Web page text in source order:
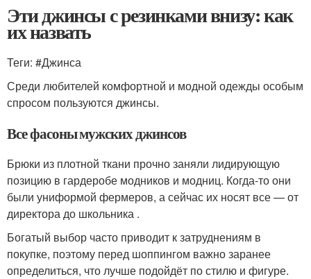
Эти джинсы с резинками внизу: как
их назвать
Теги: #Джинса
Среди любителей комфортной и модной одежды особым
спросом пользуются джинсы.
Все фасоны мужских джинсов
Брюки из плотной ткани прочно заняли лидирующую
позицию в гардеробе модников и модниц. Когда-то они
были униформой фермеров, а сейчас их носят все — от
директора до школьника .
Богатый выбор часто приводит к затруднениям в
покупке, поэтому перед шоппингом важно заранее
определиться, что лучше подойдёт по стилю и фигуре.